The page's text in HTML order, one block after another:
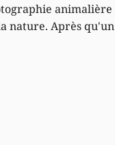
animalière
nature. Après qu'un